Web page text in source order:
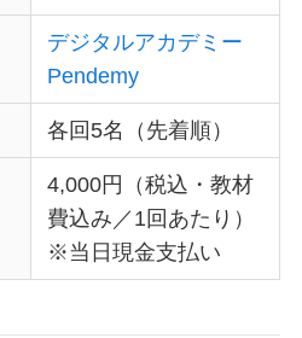
デジタルアカデミー
Pendemy
各回5名（先着順）
4,000円（税込・教材
費込み／1回あたり）
※当日現金支払い